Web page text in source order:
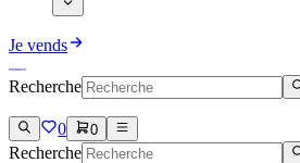
Je vends
Recherche
0 0
Recherche